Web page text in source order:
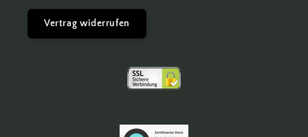
Vertrag widerrufen